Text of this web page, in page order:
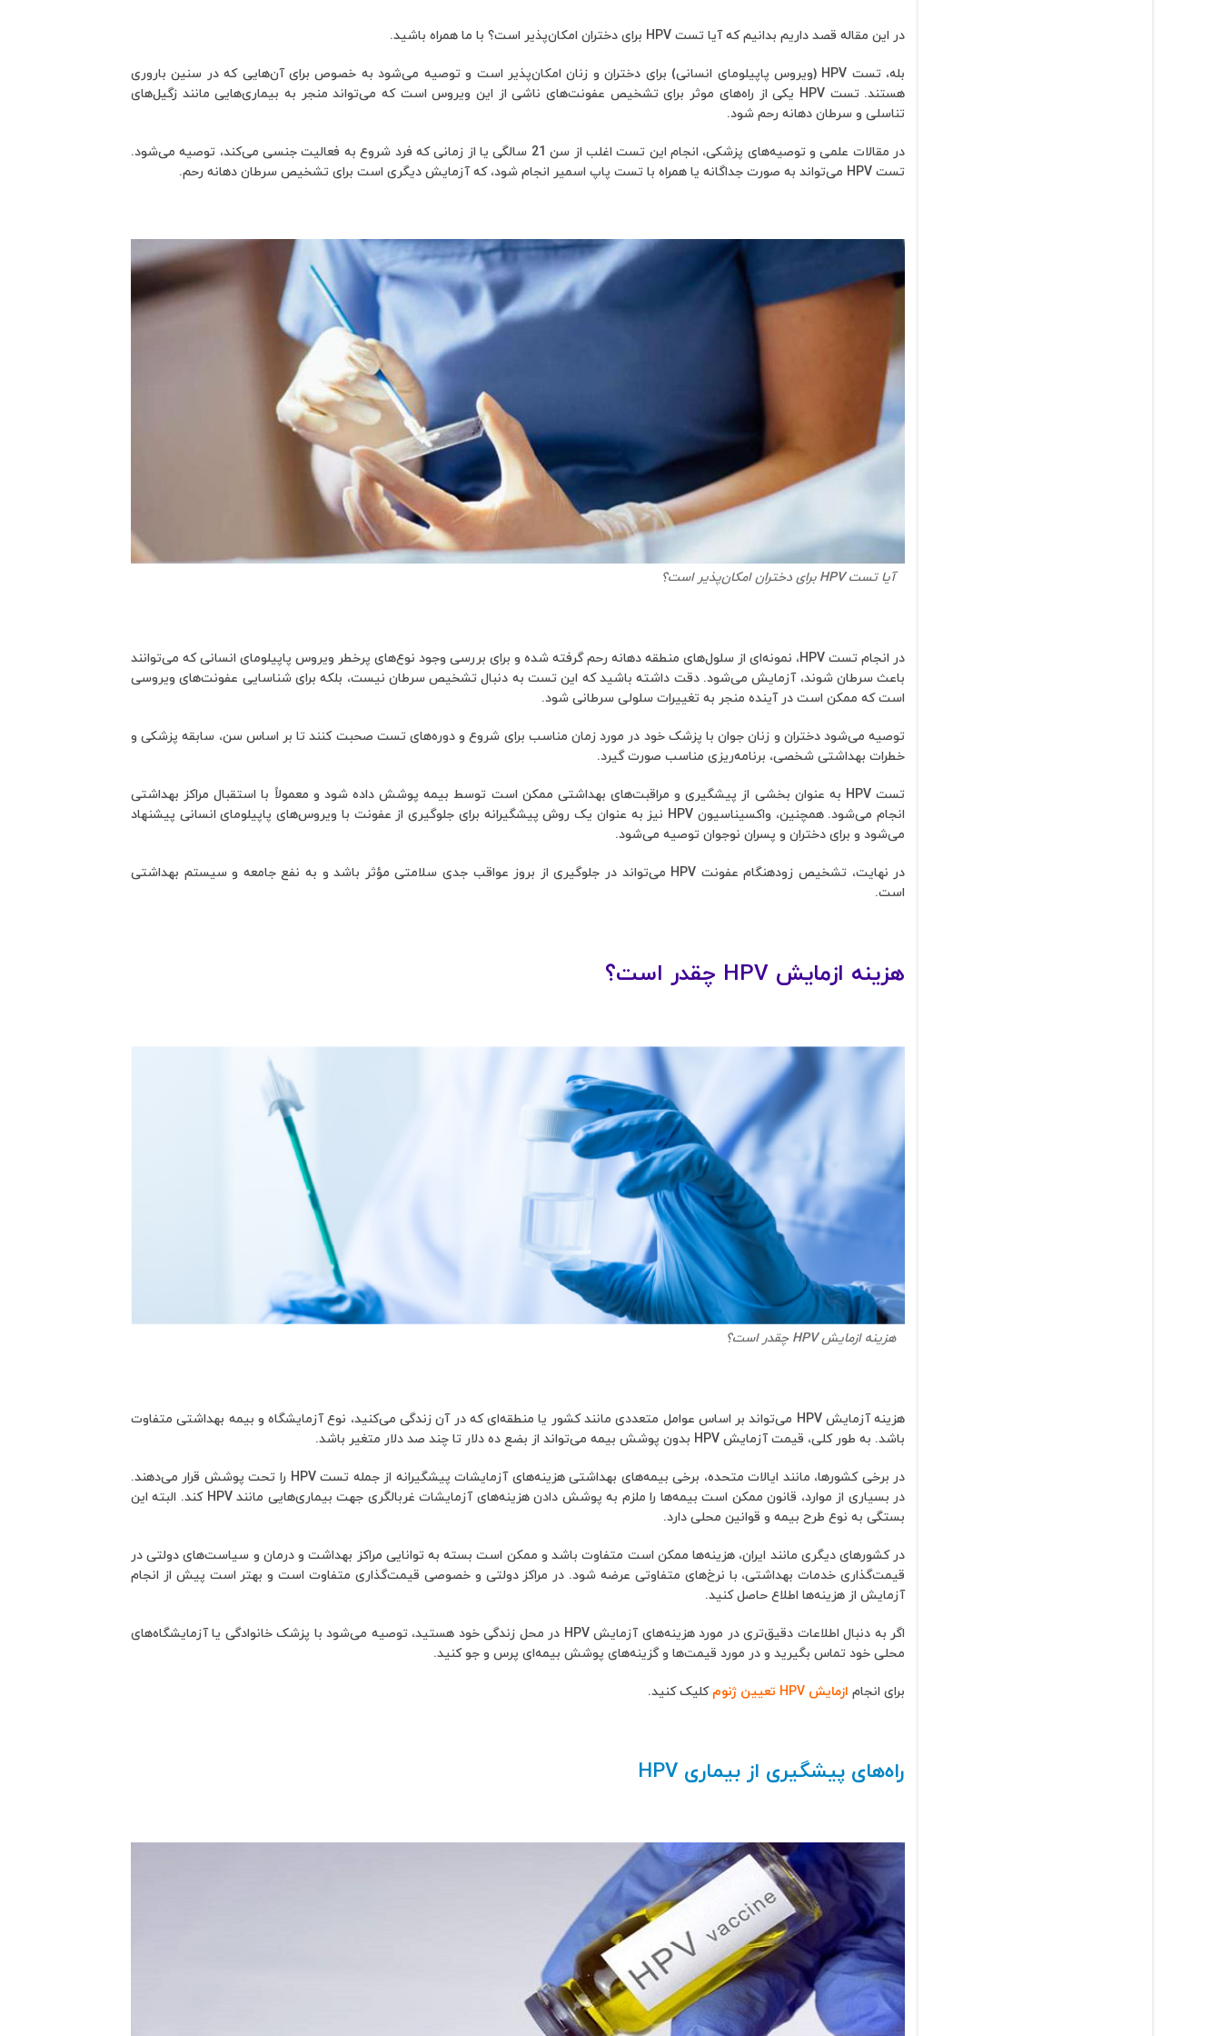
در این مقاله قصد داریم بدانیم که آیا تست HPV برای دختران امکان‌پذیر است؟ با ما همراه باشید.
بله، تست HPV (ویروس پاپیلومای انسانی) برای دختران و زنان امکان‌پذیر است و توصیه می‌شود به خصوص برای آن‌هایی که در سنین باروری
هستند. تست HPV یکی از راه‌های موثر برای تشخیص عفونت‌های ناشی از این ویروس است که می‌تواند منجر به بیماری‌هایی مانند زگیل‌های
تناسلی و سرطان دهانه رحم شود.
در مقالات علمی و توصیه‌های پزشکی، انجام این تست اغلب از سن 21 سالگی یا از زمانی که فرد شروع به فعالیت جنسی می‌کند، توصیه می‌شود.
تست HPV می‌تواند به صورت جداگانه یا همراه با تست پاپ اسمیر انجام شود، که آزمایش دیگری است برای تشخیص سرطان دهانه رحم.
آیا تست HPV برای دختران امکان‌پذیر است؟
در انجام تست HPV، نمونه‌ای از سلول‌های منطقه دهانه رحم گرفته شده و برای بررسی وجود نوع‌های پرخطر ویروس پاپیلومای انسانی که می‌توانند
باعث سرطان شوند، آزمایش می‌شود. دقت داشته باشید که این تست به دنبال تشخیص سرطان نیست، بلکه برای شناسایی عفونت‌های ویروسی
است که ممکن است در آینده منجر به تغییرات سلولی سرطانی شود.
توصیه می‌شود دختران و زنان جوان با پزشک خود در مورد زمان مناسب برای شروع و دوره‌های تست صحبت کنند تا بر اساس سن، سابقه پزشکی و
خطرات بهداشتی شخصی، برنامه‌ریزی مناسب صورت گیرد.
تست HPV به عنوان بخشی از پیشگیری و مراقبت‌های بهداشتی ممکن است توسط بیمه پوشش داده شود و معمولاً با استقبال مراکز بهداشتی
انجام می‌شود. همچنین، واکسیناسیون HPV نیز به عنوان یک روش پیشگیرانه برای جلوگیری از عفونت با ویروس‌های پاپیلومای انسانی پیشنهاد
می‌شود و برای دختران و پسران نوجوان توصیه می‌شود.
در نهایت، تشخیص زودهنگام عفونت HPV می‌تواند در جلوگیری از بروز عواقب جدی سلامتی مؤثر باشد و به نفع جامعه و سیستم بهداشتی
است.
هزینه ازمایش HPV چقدر است؟
هزینه ازمایش HPV چقدر است؟
هزینه آزمایش HPV می‌تواند بر اساس عوامل متعددی مانند کشور یا منطقه‌ای که در آن زندگی می‌کنید، نوع آزمایشگاه و بیمه بهداشتی متفاوت
باشد. به طور کلی، قیمت آزمایش HPV بدون پوشش بیمه می‌تواند از بضع ده دلار تا چند صد دلار متغیر باشد.
در برخی کشورها، مانند ایالات متحده، برخی بیمه‌های بهداشتی هزینه‌های آزمایشات پیشگیرانه از جمله تست HPV را تحت پوشش قرار می‌دهند.
در بسیاری از موارد، قانون ممکن است بیمه‌ها را ملزم به پوشش دادن هزینه‌های آزمایشات غربالگری جهت بیماری‌هایی مانند HPV کند. البته این
بستگی به نوع طرح بیمه و قوانین محلی دارد.
در کشورهای دیگری مانند ایران، هزینه‌ها ممکن است متفاوت باشد و ممکن است بسته به توانایی مراکز بهداشت و درمان و سیاست‌های دولتی در
قیمت‌گذاری خدمات بهداشتی، با نرخ‌های متفاوتی عرضه شود. در مراکز دولتی و خصوصی قیمت‌گذاری متفاوت است و بهتر است پیش از انجام
آزمایش از هزینه‌ها اطلاع حاصل کنید.
اگر به دنبال اطلاعات دقیق‌تری در مورد هزینه‌های آزمایش HPV در محل زندگی خود هستید، توصیه می‌شود با پزشک خانوادگی یا آزمایشگاه‌های
محلی خود تماس بگیرید و در مورد قیمت‌ها و گزینه‌های پوشش بیمه‌ای پرس و جو کنید.
برای انجام ازمایش HPV تعیین ژنوم کلیک کنید.
راه‌های پیشگیری از بیماری HPV